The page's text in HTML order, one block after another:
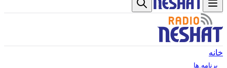
خانه
برنامه ها